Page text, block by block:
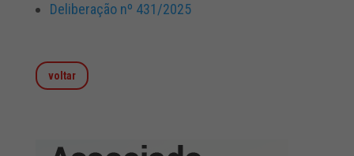
Deliberação nº 431/2025
voltar